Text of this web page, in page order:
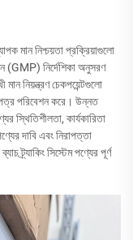
মান নিশ্চয়তা প্রক্রিয়াগুলো
(GMP) নির্দেশিকা অনুসরণ
নিয়ন্ত্রণ চেকপয়েন্টগুলো
পরিবেশন করে। উন্নত
স্থিতিশীলতা, কার্যকারিতা
দাবি এবং নিরাপত্তা
ট্র্যাকিং সিস্টেম পণ্যের পূর্ণ